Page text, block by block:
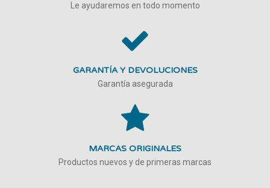
Le ayudaremos en todo momento
GARANTÍA Y DEVOLUCIONES
Garantía asegurada
MARCAS ORIGINALES
Productos nuevos y de primeras marcas